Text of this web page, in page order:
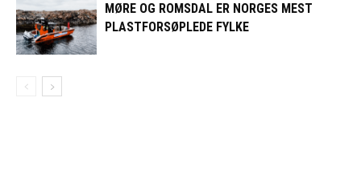
MØRE OG ROMSDAL ER NORGES MEST
PLASTFORSØPLEDE FYLKE